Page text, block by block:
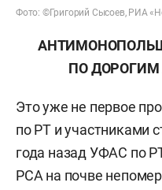
Фото: ©Григорий Сысоев, РИА
ПО
Это уже не первое
по РТ и участниками
года назад УФАС по
РСА на почве